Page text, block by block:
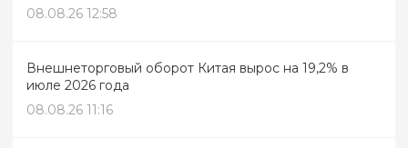
08.08.26 12:58
Внешнеторговый оборот Китая вырос на 19,2% в
июле 2026 года
08.08.26 11:16